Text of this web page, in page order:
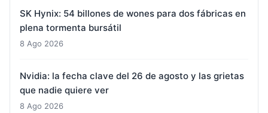
SK Hynix: 54 billones de wones para dos fábricas en
plena tormenta bursátil
8 Ago 2026
Nvidia: la fecha clave del 26 de agosto y las grietas
que nadie quiere ver
8 Ago 2026